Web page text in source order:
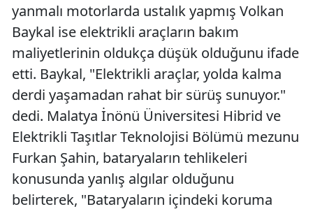
yanmalı motorlarda ustalık yapmış Volkan
Baykal ise elektrikli araçların bakım
maliyetlerinin oldukça düşük olduğunu ifade
etti. Baykal, "Elektrikli araçlar, yolda kalma
derdi yaşamadan rahat bir sürüş sunuyor."
dedi. Malatya İnönü Üniversitesi Hibrid ve
Elektrikli Taşıtlar Teknolojisi Bölümü mezunu
Furkan Şahin, bataryaların tehlikeleri
konusunda yanlış algılar olduğunu
belirterek, "Bataryaların içindeki koruma